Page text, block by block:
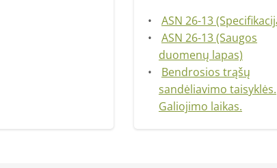
ASN 26-13
ASN 26-13 (Saugos
duomenų lapas)
Bendrosios trąšų
sandėliavimo taisyklės.
Galiojimo laikas.